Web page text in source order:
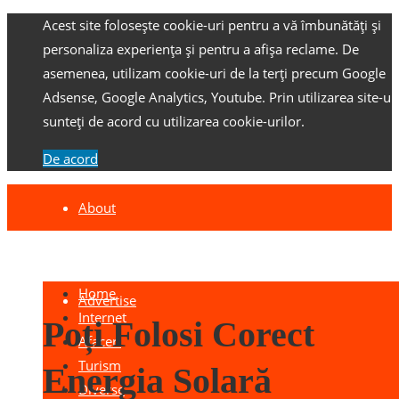
Acest site folosește cookie-uri pentru a vă îmbunătăți și
personaliza experiența și pentru a afișa reclame. De
asemenea, utilizam cookie-uri de la terți precum Google
Adsense, Google Analytics, Youtube. Prin utilizarea site-
sunteți de acord cu utilizarea cookie-urilor.
De acord
About
Advertise
Home
Internet
Afaceri
Turism
Diverse
Poți Folosi Corect
Energia Solară